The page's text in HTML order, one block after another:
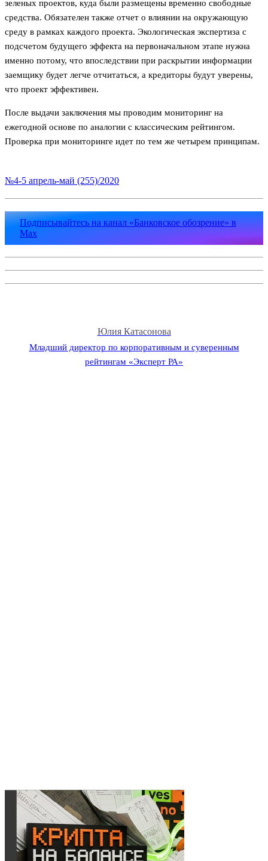
зеленых проектов, куда были размещены временно свободные
средства. Обязателен также отчет о влиянии на окружающую
среду в рамках каждого проекта. Экологическая экспертиза с
подсчетом будущего эффекта на первоначальном этапе нужна
именно потому, что впоследствии при раскрытии информации
заемщику будет легче отчитаться, а кредиторы будут уверены,
что проект эффективен.
После выдачи заключения мы проводим мониторинг на
ежегодной основе по аналогии с классическим рейтингом.
Проверка при мониторинге идет по тем же четырем принципам.
№4-5 апрель-май (255)/2020
Подписывайтесь на канал «Банковское обозрение» в
Max
Юлия Катасонова
Младший директор по корпоративным и суверенным
рейтингам «Эксперт РА»